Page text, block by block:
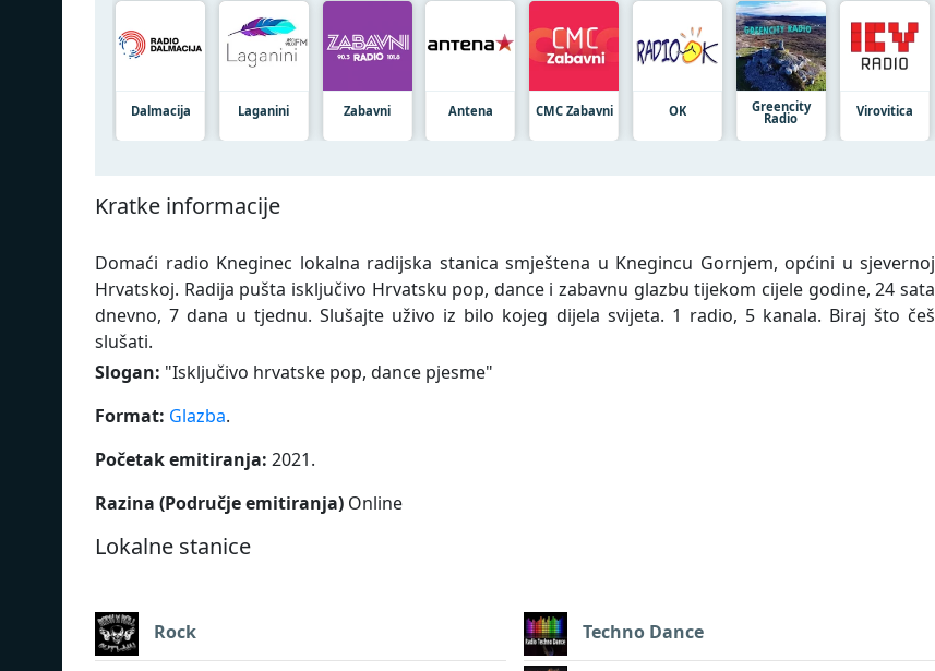
Dalmacija Laganini Zabavni Antena CMC Zabavni OK Greencity
Radio Virovitica
Kratke informacije
Domaći radio Kneginec lokalna radijska stanica smještena u Knegincu Gornjem, općini u sjevernoj
Hrvatskoj. Radija pušta isključivo Hrvatsku pop, dance i zabavnu glazbu tijekom cijele godine, 24 sata
dnevno, 7 dana u tjednu. Slušajte uživo iz bilo kojeg dijela svijeta. 1 radio, 5 kanala. Biraj što češ
slušati.
Slogan: "Isključivo hrvatske pop, dance pjesme"
Format: Glazba.
Početak emitiranja: 2021.
Razina (Područje emitiranja) Online
Lokalne stanice
Rock Techno Dance